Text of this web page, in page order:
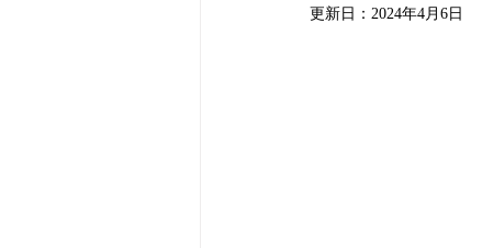
更新日： 2024年4月6日